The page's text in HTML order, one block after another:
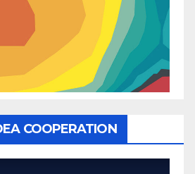
COOPERATION